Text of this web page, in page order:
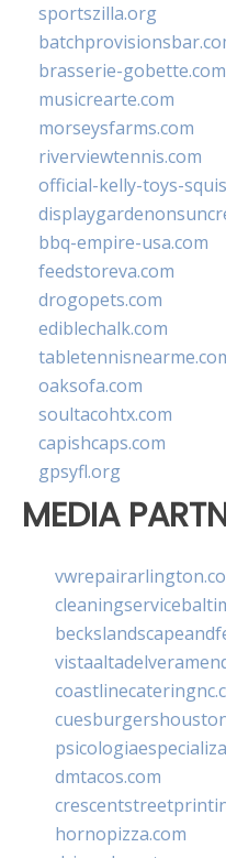
sportszilla.org
brasserie-gobette.com
musicrearte.com
morseysfarms.com
riverviewtennis.com
official-kelly-toys-
bbq-empire-usa.com
feedstoreva.com
drogopets.com
ediblechalk.com
oaksofa.com
soultacohtx.com
capishcaps.com
gpsyfl.org
MEDIA
dmtacos.com
hornopizza.com